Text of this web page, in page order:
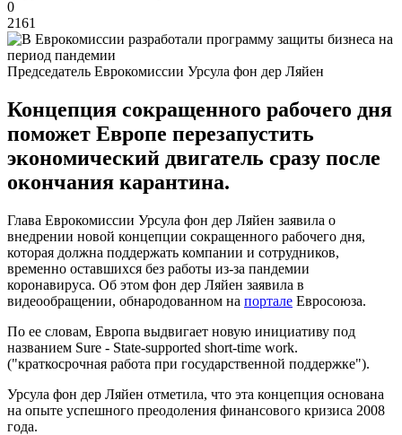
0
2161
Председатель Еврокомиссии Урсула фон дер Ляйен
Концепция сокращенного рабочего дня
поможет Европе перезапустить
экономический двигатель сразу после
окончания карантина.
Глава Еврокомиссии Урсула фон дер Ляйен заявила о
внедрении новой концепции сокращенного рабочего дня,
которая должна поддержать компании и сотрудников,
временно оставшихся без работы из-за пандемии
коронавируса. Об этом фон дер Ляйен заявила в
видеообращении, обнародованном на портале Евросоюза.
По ее словам, Европа выдвигает новую инициативу под
названием Sure - State-supported short-time work.
("краткосрочная работа при государственной поддержке").
Урсула фон дер Ляйен отметила, что эта концепция основана
на опыте успешного преодоления финансового кризиса 2008
года.